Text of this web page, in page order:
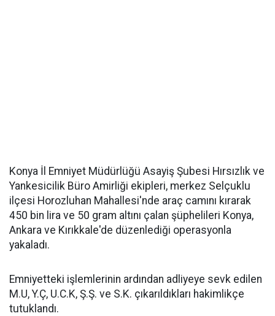
Konya İl Emniyet Müdürlüğü Asayiş Şubesi Hırsızlık ve
Yankesicilik Büro Amirliği ekipleri, merkez Selçuklu
ilçesi Horozluhan Mahallesi'nde araç camını kırarak
450 bin lira ve 50 gram altını çalan şüphelileri Konya,
Ankara ve Kırıkkale'de düzenlediği operasyonla
yakaladı.
Emniyetteki işlemlerinin ardından adliyeye sevk edilen
M.U, Y.Ç, U.C.K, Ş.Ş. ve S.K. çıkarıldıkları hakimlikçe
tutuklandı.